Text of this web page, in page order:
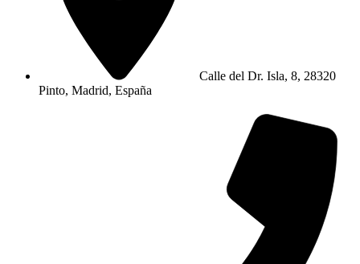
Calle del Dr. Isla, 8, 28320
Pinto, Madrid, España